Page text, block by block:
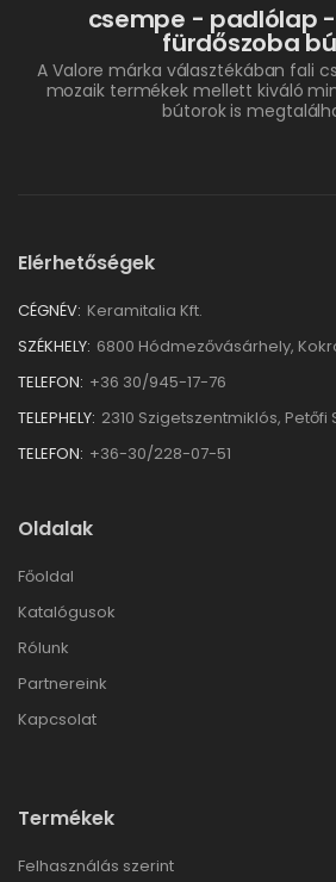
csempe - padlólap
fürdőszoba
A Valore márka választékában fali
mozaik termékek mellett kiváló
bútorok is
Elérhetőségek
CÉGNÉV: Keramitalia Kft.
SZÉKHELY: 6800 Hódmezővásárhely,
TELEFON: +36 30/945-17-76
TELEPHELY: 2310 Szigetszentmiklós, Petőfi
TELEFON: +36-30/228-07-51
Oldalak
Főoldal
Katalógusok
Rólunk
Partnereink
Kapcsolat
Termékek
Felhasználás szerint